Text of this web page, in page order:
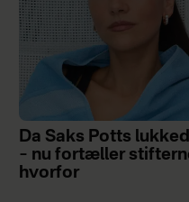
Da Saks Potts
– nu fortæller
hvorfor